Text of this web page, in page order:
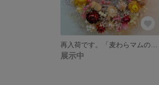
展示中